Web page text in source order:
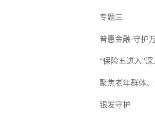
专题三
普惠金融·守护
“保险五进入”
聚焦老年群体
银发守护